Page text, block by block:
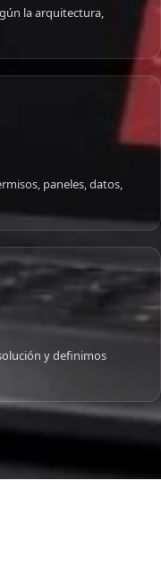
la arquitectura,
paneles, datos,
y definimos